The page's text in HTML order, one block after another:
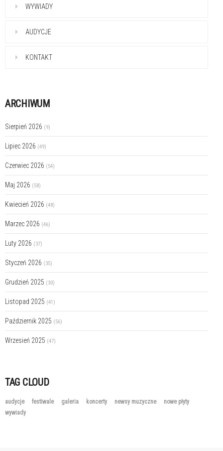
WYWIADY
AUDYCJE
KONTAKT
ARCHIWUM
Sierpień 2026 (9)
Lipiec 2026 (49)
Czerwiec 2026 (54)
Maj 2026 (58)
Kwiecień 2026 (48)
Marzec 2026 (46)
Luty 2026 (37)
Styczeń 2026 (35)
Grudzień 2025 (30)
Listopad 2025 (41)
Październik 2025 (56)
Wrzesień 2025 (47)
TAG CLOUD
audycje festiwale galeria koncerty newsy muzyczne
nowe płyty
wywiady